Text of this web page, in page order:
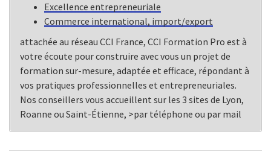
Excellence entrepreneuriale
Commerce international, import/export
attachée au réseau CCI France, CCI Formation Pro est à
votre écoute pour construire avec vous un projet de
formation sur-mesure, adaptée et efficace, répondant à
vos pratiques professionnelles et entrepreneuriales.
Nos conseillers vous accueillent sur les 3 sites de Lyon,
Roanne ou Saint-Étienne, >par téléphone ou par mail